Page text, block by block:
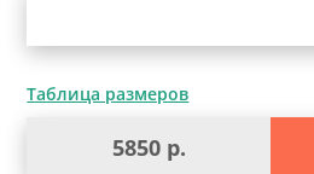
Таблица размеров
5850 р.